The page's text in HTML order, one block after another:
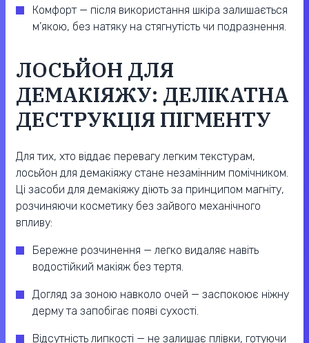
Комфорт — після використання шкіра залишається
м’якою, без натяку на стягнутість чи подразнення.
ЛОСЬЙОН ДЛЯ
ДЕМАКІЯЖУ: ДЕЛІКАТНА
ДЕСТРУКЦІЯ ПІГМЕНТУ
Для тих, хто віддає перевагу легким текстурам,
лосьйон для демакіяжу стане незамінним помічником.
Ці засоби для демакіяжу діють за принципом магніту,
розчиняючи косметику без зайвого механічного
впливу:
Бережне розчинення — легко видаляє навіть
водостійкий макіяж без тертя.
Догляд за зоною навколо очей — заспокоює ніжну
дерму та запобігає появі сухості.
Відсутність липкості — не залишає плівки, готуючи